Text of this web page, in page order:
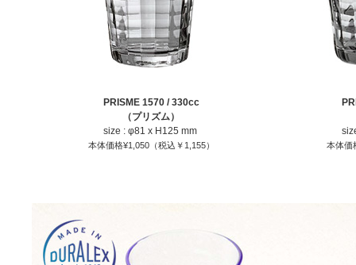
PRISME 1570 / 330cc
（プリズム）
size : φ81 x H125 mm
本体価格¥1,050（税込￥1,155） 本体価